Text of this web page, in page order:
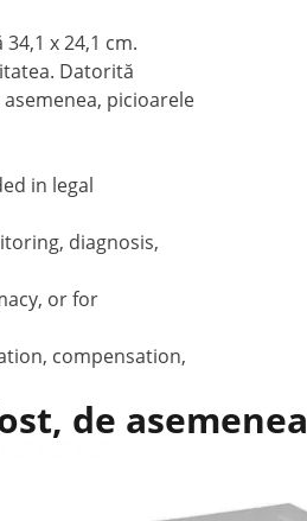
x 24,1 cm.
Datorită
picioarele
in legal
diagnosis,
or for
compensation,
de